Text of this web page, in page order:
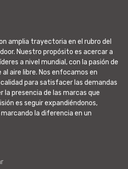
amplia trayectoria en el rubro del
Nuestro propósito es acercar a
a nivel mundial, con la pasión de
aire libre. Nos enfocamos en
para satisfacer las demandas
la presencia de las marcas que
es seguir expandiéndonos,
la diferencia en un